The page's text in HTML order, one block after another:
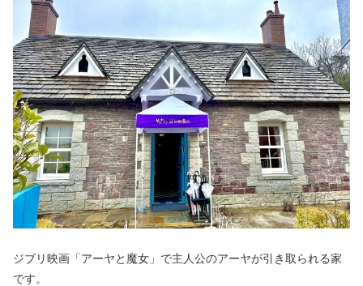
ジブリ映画「アーヤと魔女」で主人公のアーヤが引き取られる家
です。